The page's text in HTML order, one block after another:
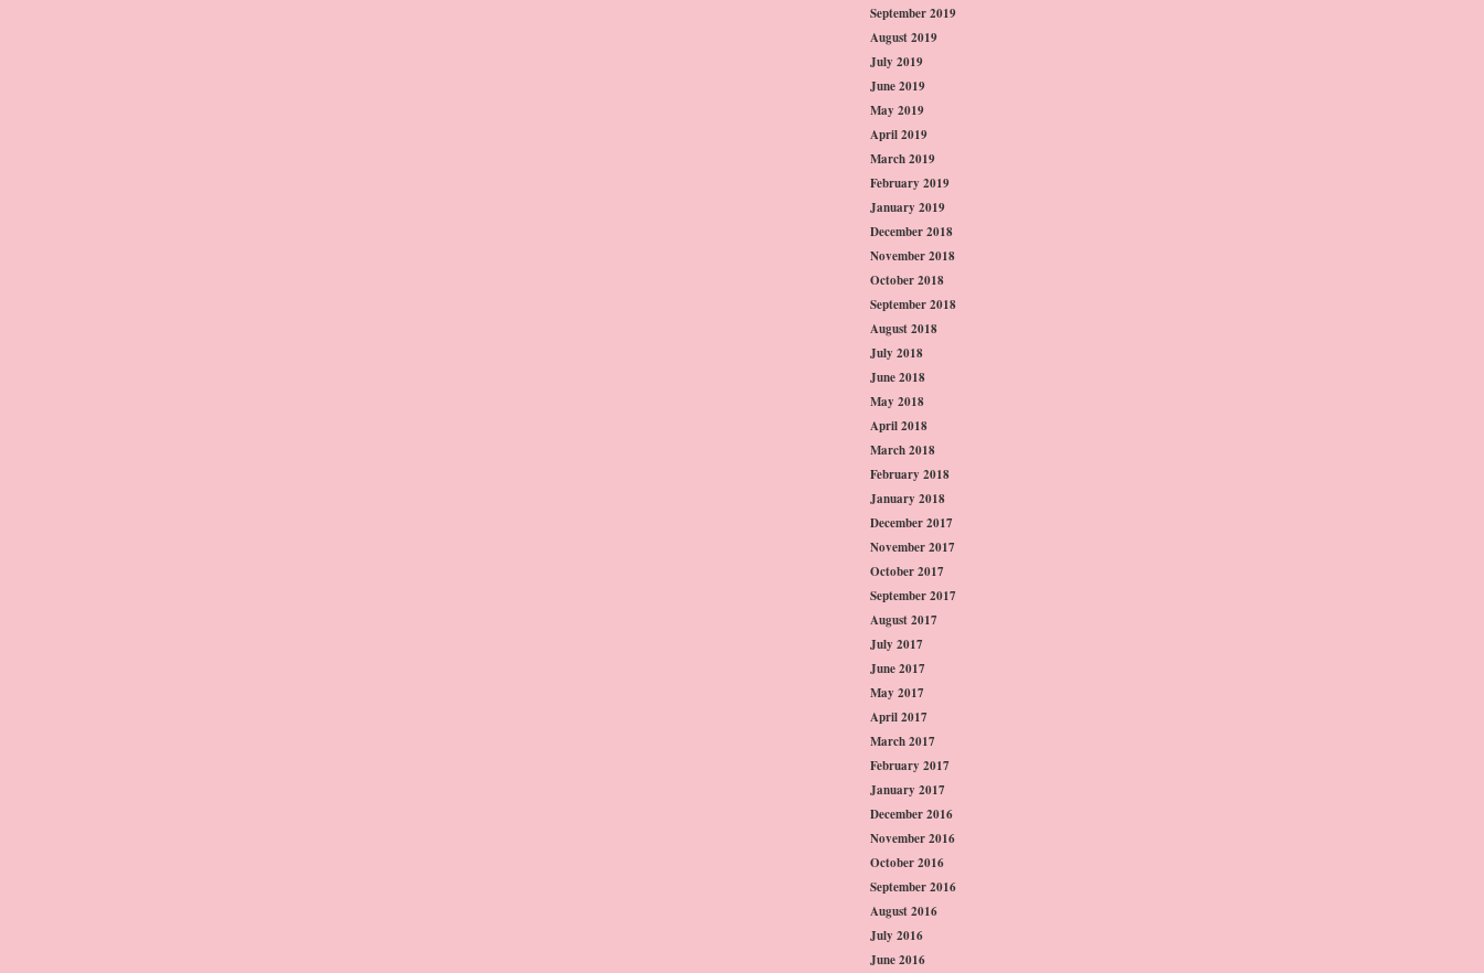
September 2019
August 2019
July 2019
June 2019
May 2019
April 2019
March 2019
February 2019
January 2019
December 2018
November 2018
October 2018
September 2018
August 2018
July 2018
June 2018
May 2018
April 2018
March 2018
February 2018
January 2018
December 2017
November 2017
October 2017
September 2017
August 2017
July 2017
June 2017
May 2017
April 2017
March 2017
February 2017
January 2017
December 2016
November 2016
October 2016
September 2016
August 2016
July 2016
June 2016